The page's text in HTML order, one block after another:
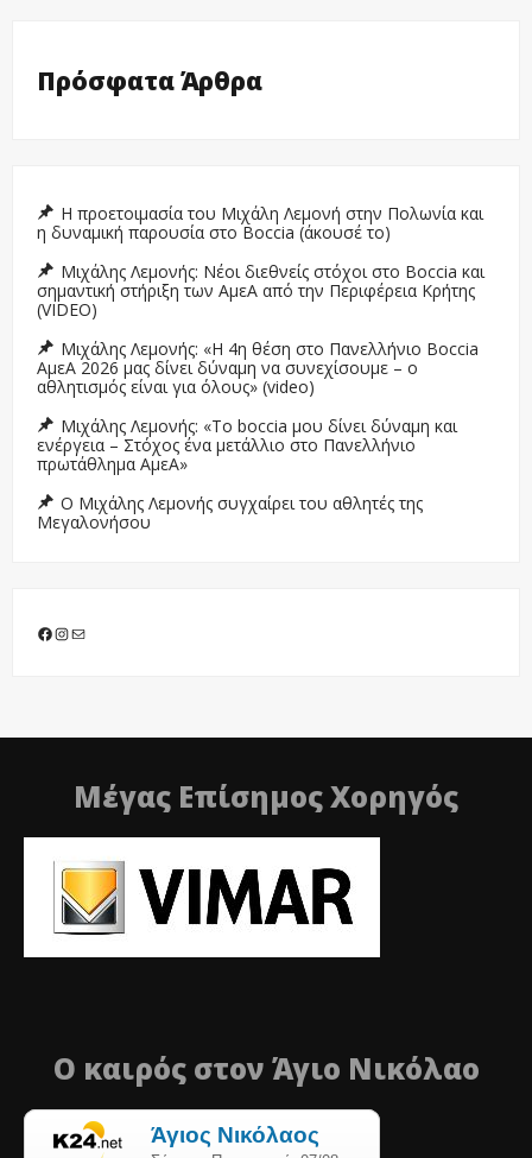
Πρόσφατα Άρθρα
Η προετοιμασία του Μιχάλη Λεμονή στην Πολωνία και
η δυναμική παρουσία στο Boccia (άκουσέ το)
Μιχάλης Λεμονής: Νέοι διεθνείς στόχοι στο Boccia και
σημαντική στήριξη των ΑμεΑ από την Περιφέρεια Κρήτης
(VIDEO)
Μιχάλης Λεμονής: «Η 4η θέση στο Πανελλήνιο Boccia
ΑμεΑ 2026 μας δίνει δύναμη να συνεχίσουμε – ο
αθλητισμός είναι για όλους» (video)
Μιχάλης Λεμονής: «Το boccia μου δίνει δύναμη και
ενέργεια – Στόχος ένα μετάλλιο στο Πανελλήνιο
πρωτάθλημα ΑμεΑ»
Ο Μιχάλης Λεμονής συγχαίρει του αθλητές της
Μεγαλονήσου
Facebook
Instagram
Μέγας Επίσημος Χορηγός
Ο καιρός στον Άγιο Νικόλαο